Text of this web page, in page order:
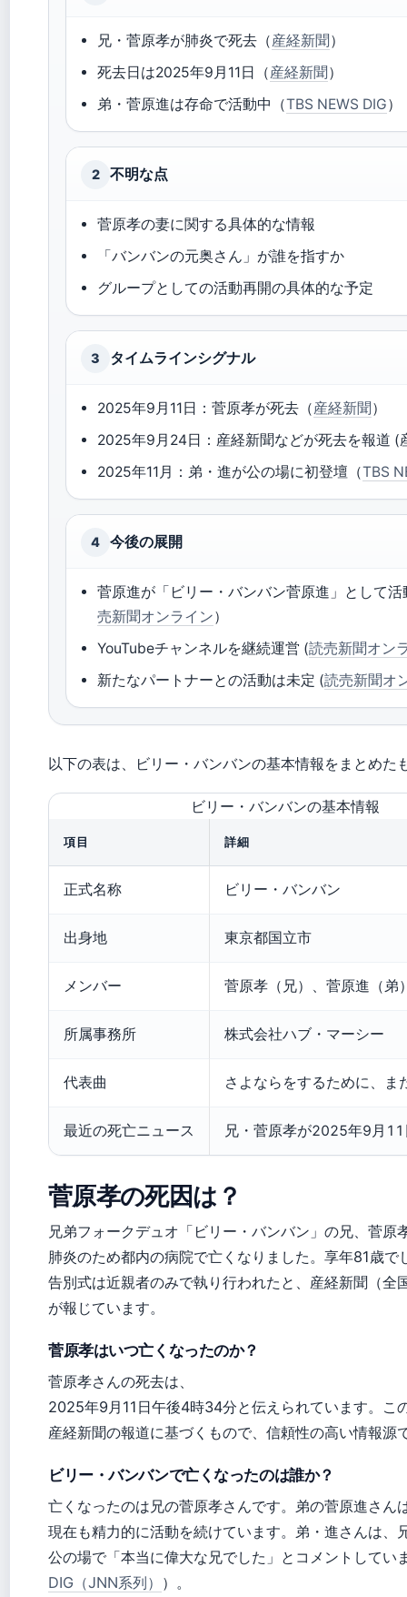
兄・菅原孝が肺炎で死去（産経新聞 ）
死去日は2025年9月11日（産経新聞 ）
弟・菅原進は存命で活動中（TBS NEWS DIG）
2 不明な点
菅原孝の妻に関する具体的な情報
「バンバンの元奥さん」が誰を指すか
グループとしての活動再開の具体的な予定
3 タイムラインシグナル
2025年9月11日：菅原孝が死去（産経新聞 ）
2025年9月24日：産経新聞などが死去を報道 (
2025年11月：弟・進が公の場に初登壇（TBS
4 今後の展開
菅原進が「ビリー・バンバン菅原進」として活
売新聞オンライン）
YouTubeチャンネルを継続運営 (読売新聞オン
新たなパートナーとの活動は未定 (読売新聞オ
以下の表は、ビリー・バンバンの基本情報をまとめた
ビリー・バンバンの基本情報
項目 詳細
正式名称 ビリー・バンバン
出身地 東京都国立市
メンバー 菅原孝（兄）、菅原進（弟
所属事務所 株式会社ハブ・マーシー
代表曲 さよならをするために、ま
最近の死亡ニュース 兄・菅原孝が2025年9月
菅原孝の死因は？
兄弟フォークデュオ「ビリー・バンバン」の兄、菅原
肺炎のため都内の病院で亡くなりました。享年81歳で
告別式は近親者のみで執り行われたと、産経新聞（全
が報じています。
菅原孝はいつ亡くなったのか？
菅原孝さんの死去は、
2025年9月11日午後4時34分と伝えられています。こ
産経新聞の報道に基づくもので、信頼性の高い情報源
ビリー・バンバンで亡くなったのは誰か？
亡くなったのは兄の菅原孝さんです。弟の菅原進さん
現在も精力的に活動を続けています。弟・進さんは、
公の場で「本当に偉大な兄でした」とコメントしてい
DIG（JNN系列） ）。